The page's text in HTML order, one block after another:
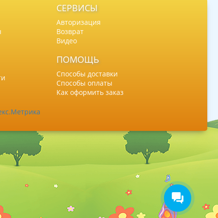
СЕРВИСЫ
Авторизация
Возврат
Видео
ПОМОЩЬ
Способы доставки
Способы оплаты
Как оформить заказ